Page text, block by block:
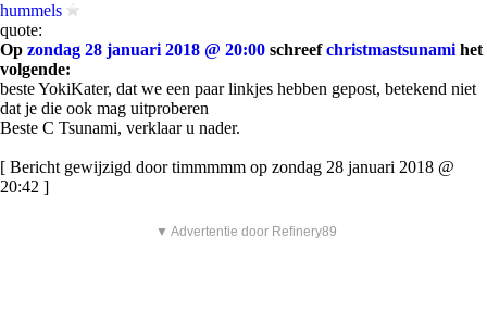
hummels
quote:
Op zondag 28 januari 2018 @ 20:00 schreefchristmastsunami het
volgende:
beste YokiKater, dat we een paar linkjes hebben gepost, betekend niet
dat je die ook mag uitproberen
Beste C Tsunami, verklaar u nader.
[ Bericht gewijzigd door timmmmm op zondag 28 januari 2018 @
20:42 ]
▼ Advertentie door Refinery89